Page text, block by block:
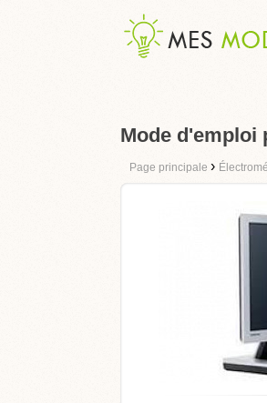
Mode d'emploi
Page principale ›